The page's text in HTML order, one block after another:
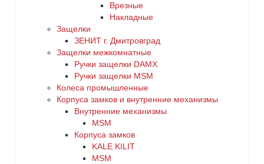
Врезные
Накладные
Защелки
ЗЕНИТ г. Дмитровград
Защелки межкомнатные
Ручки защелки DAMX
Ручки защелки MSM
Колеса промышленные
Корпуса замков и внутренние механизмы
Внутренние механизмы
MSM
Корпуса замков
KALE KILIT
MSM